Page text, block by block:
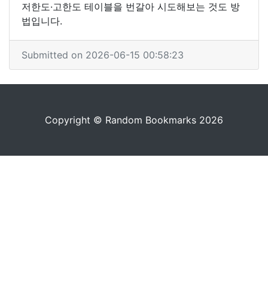
저한도·고한도 테이블을 번갈아 시도해보는 것도 방
법입니다.
Submitted on 2026-06-15 00:58:23
Copyright © Random Bookmarks 2026